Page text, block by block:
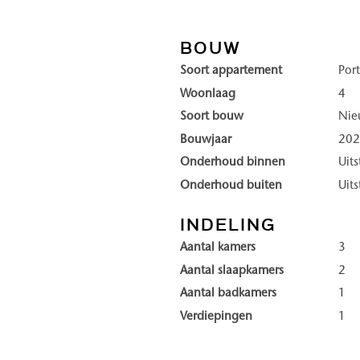
veel licht en ruimte, mede
Apartment The Veranda
Penthouse The Horizon
Woonoppervlaktes circa
van Den Haag.
BOUW
Soort appartement
Woonlaag
4
Soort bouw
Bouwjaar
Onderhoud binnen
Onderhoud buiten
INDELING
Aantal kamers
3
Aantal slaapkamers
2
Aantal badkamers
1
Verdiepingen
1